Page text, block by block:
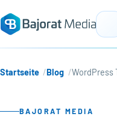
Startseite Blog WordPress
BAJORAT MEDIA